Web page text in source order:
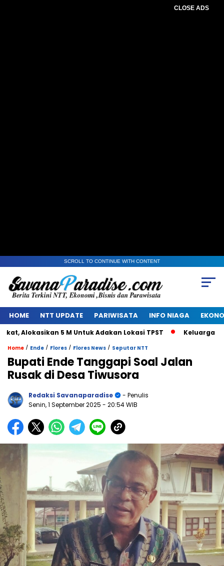
CLOSE ADS
SCROLL TO CONTINUE WITH CONTENT
HOME NTT UPDATE PARIWISATA INFO NIAGA
5 M Untuk Adakan Lokasi TPST Keluarga Alm
Home / Ende / Flores / Flores News / Seputar NTT
Bupati Ende Tanggapi Soal Jalan
Rusak di Desa Tiwusora
Redaksi Savanaparadise
- Penulis
Senin, 1 September 2025 - 20:54 WIB